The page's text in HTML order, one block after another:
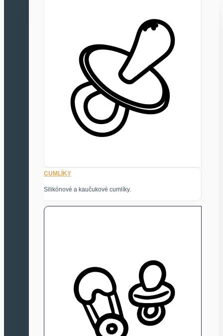
CUMLÍKY
Silikónové a kaučukové cumlíky.